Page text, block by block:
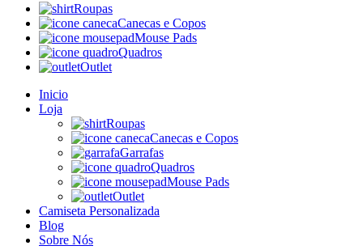
Roupas
Canecas e Copos
Mouse Pads
Quadros
Outlet
Inicio
Loja
Roupas
Canecas e Copos
Garrafas
Quadros
Mouse Pads
Outlet
Camiseta Personalizada
Blog
Sobre Nós